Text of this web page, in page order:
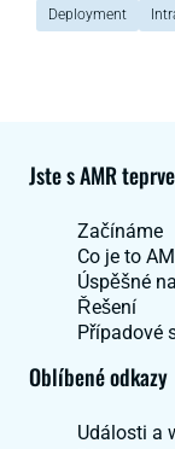
Deployment
Jste s AMR
Začínáme
Co je to
Úspěšné
Řešení
Případové
Oblíbené odkazy
Události a